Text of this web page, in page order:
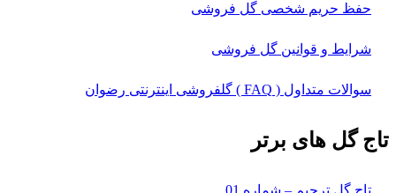
حفظ حریم شخصی گل فروشی
شرایط و قوانین گل فروشی
سوالات متداول ( FAQ ) گلفروشی اینترنتی رضوان
تاج گل های برتر
تاج گل ترحیم – شماره 01